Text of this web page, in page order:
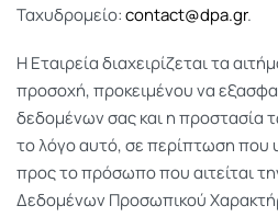
Ταχυδρομείο:contact@dpa.gr.
Η Εταιρεία διαχειρίζεται τα
προσοχή, προκειμένου να
δεδομένων σας και η προστασία
το λόγο αυτό, σε περίπτωση που
προς το πρόσωπο που αιτείται
Δεδομένων Προσωπικού